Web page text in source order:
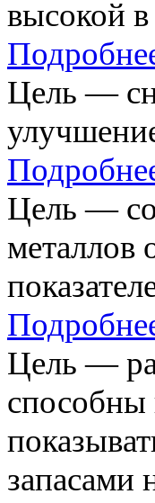
высокой
Цель —
Цель —
металлов
Цель —
запасами